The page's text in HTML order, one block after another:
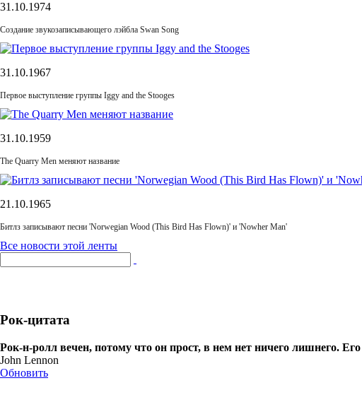
31.10.1974
Cоздание звукозаписывающего лэйбла Swan Song
31.10.1967
Первое выступление группы Iggy and the Stooges
31.10.1959
The Quarry Men меняют название
21.10.1965
Битлз записывают песни 'Norwegian Wood (This Bird Has Flown)' и 'Nowher Man'
Все новости этой ленты
Рок-цитата
Рок-н-ролл вечен, потому что он прост, в нем нет ничего лишнего.
John Lennon
Обновить